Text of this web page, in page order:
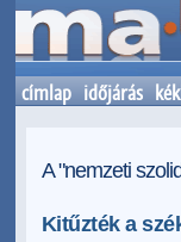
címlap időjárás
A "nemzeti
Kitűzték a